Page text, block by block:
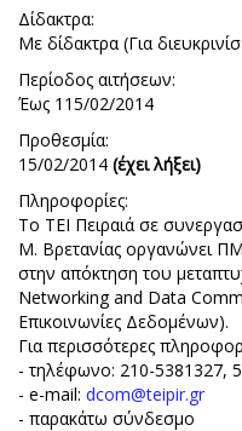
Δίδακτρα:
Με δίδακτρα (Για
Περίοδος αιτήσεων:
Έως 115/02/2014
Προθεσμία:
15/02/2014 (έχει λήξει)
Πληροφορίες:
Το ΤΕΙ Πειραιά σε
Μ. Βρετανίας οργανώνει
στην απόκτηση του
Networking and Data
Επικοινωνίες Δεδομένων).
Για περισσότερες
- τηλέφωνο: 210-5381327,
- e-mail: dcom@teipir.gr
- παρακάτω σύνδεσμο